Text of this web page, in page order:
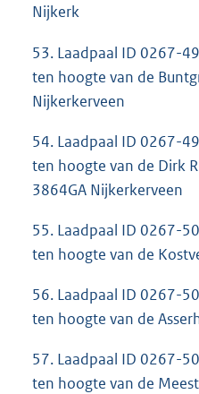
Nijkerk
53. Laadpaal ID 0267-
ten hoogte van de
Nijkerkerveen
54. Laadpaal ID 0267-
ten hoogte van de Dirk
3864GA Nijkerkerveen
55. Laadpaal ID 0267-
ten hoogte van de
56. Laadpaal ID 0267-
ten hoogte van de
57. Laadpaal ID 0267-
ten hoogte van de